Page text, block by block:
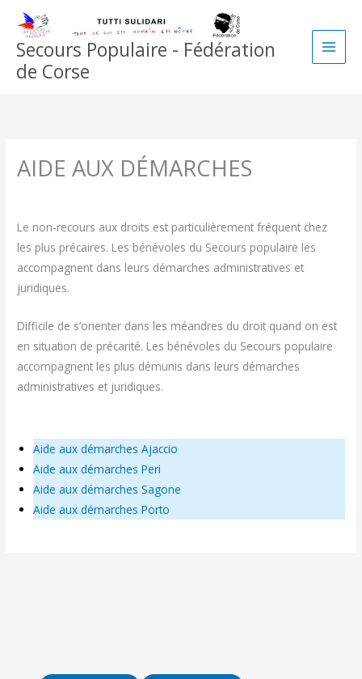
contenu
Secours Populaire - Fédération
de Corse
AIDE AUX DÉMARCHES
Le non-recours aux droits est particulièrement fréquent chez
les plus précaires. Les bénévoles du Secours populaire les
accompagnent dans leurs démarches administratives et
juridiques.
Difficile de s’orienter dans les méandres du droit quand on est
en situation de précarité. Les bénévoles du Secours populaire
accompagnent les plus démunis dans leurs démarches
administratives et juridiques.
Aide aux démarches Ajaccio
Aide aux démarches Peri
Aide aux démarches Sagone
Aide aux démarches Porto